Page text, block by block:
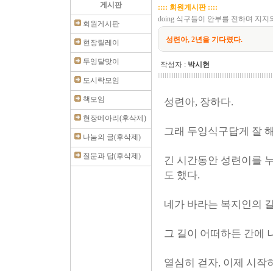
게시판
회원게시판
현장릴레이
두잉달맞이
도시락모임
책모임
현장메아리(후삭제)
나눔의 글(후삭제)
질문과 답(후삭제)
:::: 회원게시판 ::::
doing 식구들이 안부를 전하며 지
성련아, 2년을 기다렸다.
작성자 : 박시현
성련아, 장하다.
그래 두잉식구답게 잘
긴 시간동안 성련이를
도 했다.
네가 바라는 복지인의
그 길이 어떠하든 간에
열심히 걷자, 이제 시작